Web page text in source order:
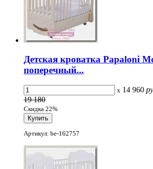
Детская кроватка Papaloni
поперечный...
x 14 960
19 180
Скидка 22%
Артикул: be-162757